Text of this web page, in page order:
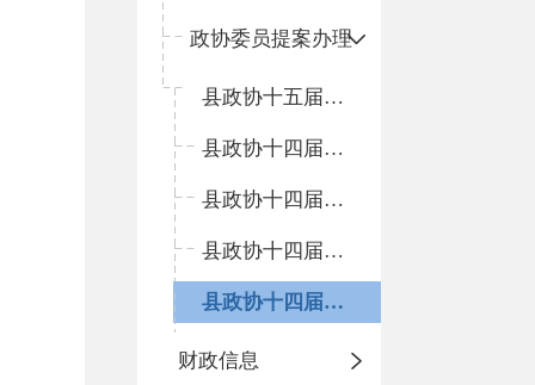
政协委员提案办理
县政协十五届二次会议
县政协十四届五次会议
县政协十四届四次会议
县政协十四届三次会议
县政协十四届二次会议
财政信息